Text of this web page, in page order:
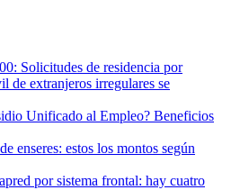
Solicitudes de residencia por
de extranjeros irregulares se
Unificado al Empleo? Beneficios
enseres: estos los montos según
por sistema frontal: hay cuatro